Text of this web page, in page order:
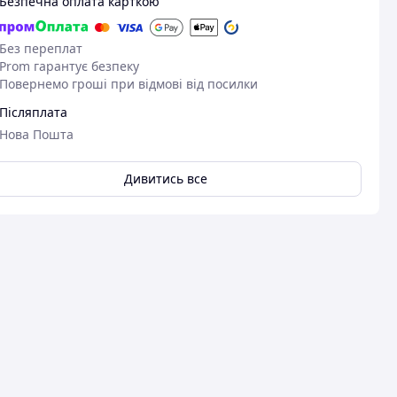
Без переплат
Prom гарантує безпеку
Повернемо гроші при відмові від посилки
Післяплата
Нова Пошта
Дивитись все